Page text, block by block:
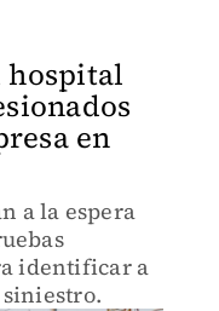
hospital
en
a la espera
identificar a